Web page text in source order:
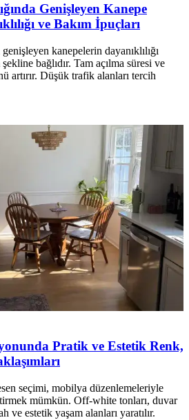
Genişleyen Kanepe
ve Bakım İpuçları
genişleyen kanepelerin dayanıklılığı
bağlıdır. Tam açılma süresi ve
artırır. Düşük trafik alanları tercih
Pratik ve Estetik Renk,
seçimi, mobilya düzenlemeleriyle
mümkün. Off-white tonları, duvar
ve estetik yaşam alanları yaratılır.